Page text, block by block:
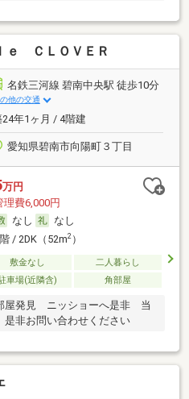
ｅ ＣＬＯＶＥＲ
名鉄三河線 碧南中央駅 徒歩10分
他の交通
24年1ヶ月 / 4階建
愛知県碧南市向陽町３丁目
万円
理費6,000円
なし
なし
/ 2DK（52m2）
敷金なし
二人暮らし
車場(近隣含) 角部屋
屋発見 ニッショーへ是非 当
非お問い合わせください